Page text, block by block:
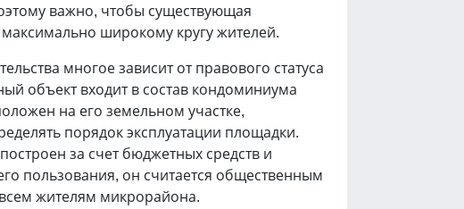
важно, чтобы существующая
широкому кругу жителей.
многое зависит от правового статуса
объект входит в состав кондоминиума
на его земельном участке,
порядок эксплуатации площадки.
за счет бюджетных средств и
пользования, он считается общественным
жителям микрорайона.